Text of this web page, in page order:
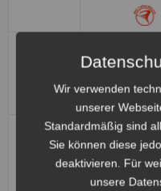
21. Juli
2019
MSC Comet
Durmersheim
Wir verwenden
unserer
Standardmäßig sind
Sie können diese
deaktivieren. Für
unsere